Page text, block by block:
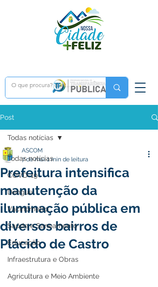
Post
Todas notícias
COVD-19
Dengue
Vacinômetro
Saúde e Saneamento
Educação
Infraestrutura e Obras
Agricultura e Meio Ambiente
Todas notícias
Prefeitura intensifica
manutenção da
iluminação pública em
diversos bairros de
Plácido de Castro
ASCOM
7 de mai.1 min de leitura